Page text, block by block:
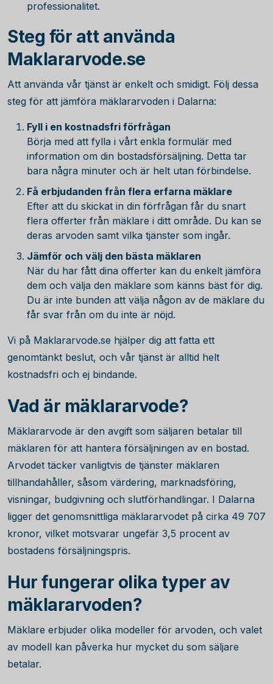
professionalitet.
Steg för att använda
Maklararvode.se
Att använda vår tjänst är enkelt och smidigt. Följ dessa
steg för att jämföra mäklararvoden i Dalarna:
Fyll i en kostnadsfri förfrågan
Börja med att fylla i vårt enkla formulär med
information om din bostadsförsäljning. Detta tar
bara några minuter och är helt utan förbindelse.
Få erbjudanden från flera erfarna mäklare
Efter att du skickat in din förfrågan får du snart
flera offerter från mäklare i ditt område. Du kan se
deras arvoden samt vilka tjänster som ingår.
Jämför och välj den bästa mäklaren
När du har fått dina offerter kan du enkelt jämföra
dem och välja den mäklare som känns bäst för dig.
Du är inte bunden att välja någon av de mäklare du
får svar från om du inte är nöjd.
Vi på Maklararvode.se hjälper dig att fatta ett
genomtänkt beslut, och vår tjänst är alltid helt
kostnadsfri och ej bindande.
Vad är mäklararvode?
Mäklararvode är den avgift som säljaren betalar till
mäklaren för att hantera försäljningen av en bostad.
Arvodet täcker vanligtvis de tjänster mäklaren
tillhandahåller, såsom värdering, marknadsföring,
visningar, budgivning och slutförhandlingar. I Dalarna
ligger det genomsnittliga mäklararvodet på cirka 49 707
kronor, vilket motsvarar ungefär 3,5 procent av
bostadens försäljningspris.
Hur fungerar olika typer av
mäklararvoden?
Mäklare erbjuder olika modeller för arvoden, och valet
av modell kan påverka hur mycket du som säljare
betalar.